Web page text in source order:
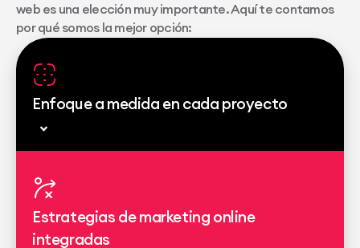
web es una elección muy importante. Aquí te contamos
por qué somos la mejor opción:
Enfoque a medida en cada proyecto
Estrategias de marketing online
integradas